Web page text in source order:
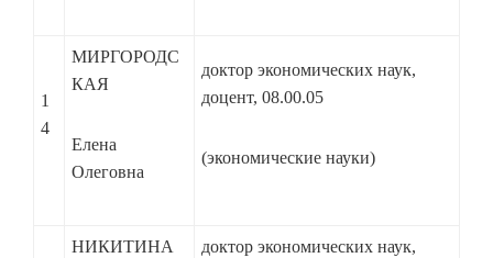
1
4
МИРГОРОДС
КАЯ
Елена
Олеговна
доктор экономических наук,
доцент, 08.00.05
(экономические науки)
НИКИТИНА
доктор экономических наук,